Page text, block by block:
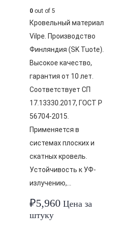
0 out of 5
Кровельный материал
Vilpe. Производство
Финляндия (SK Tuote).
Высокое качество,
гарантия от 10 лет.
Соответствует СП
17.13330.2017, ГОСТ Р
56704-2015.
Применяется в
системах плоских и
скатных кровель.
Устойчивость к УФ-
излучению,…
₽5,960 Цена за
штуку